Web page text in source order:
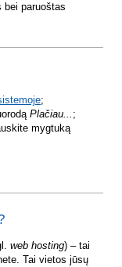
bei paruoštas
;
Plačiau... ;
mygtuką
web hosting) – tai
Tai vietos jūsų